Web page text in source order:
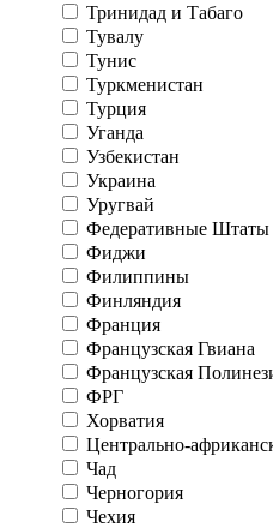
Тринидад и Табаго
Тувалу
Тунис
Туркменистан
Турция
Уганда
Узбекистан
Украина
Уругвай
Федеративные
Фиджи
Филиппины
Финляндия
Франция
Французская Гвиана
Французская
ФРГ
Хорватия
Центрально-
Чад
Черногория
Чехия